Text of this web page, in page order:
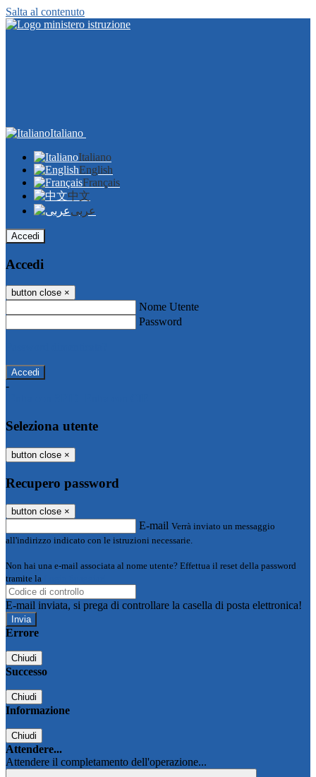
Salta al contenuto
Italiano
Italiano
English
Français
中文
عربى
Accedi
Accedi
button close ×
Nome Utente
Password
-
Seleziona utente
button close ×
Recupero password
button close ×
E-mail Verrà inviato un messaggio
all'indirizzo indicato con le istruzioni necessarie.
Non hai una e-mail associata al nome utente? Effettua il reset della password
tramite la
E-mail inviata, si prega di controllare la casella di posta elettronica!
Errore
Chiudi
Successo
Chiudi
Informazione
Chiudi
Attendere...
Attendere il completamento dell'operazione...